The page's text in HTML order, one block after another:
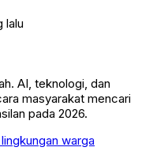
lalu
AI, teknologi, dan
masyarakat mencari
pada 2026.